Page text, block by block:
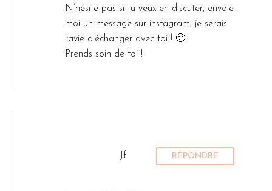
N’hésite pas si tu veux en discuter, envoie
moi un message sur instagram, je serais
ravie d’échanger avec toi ! 🙂
Prends soin de toi !
Jf RÉPONDRE